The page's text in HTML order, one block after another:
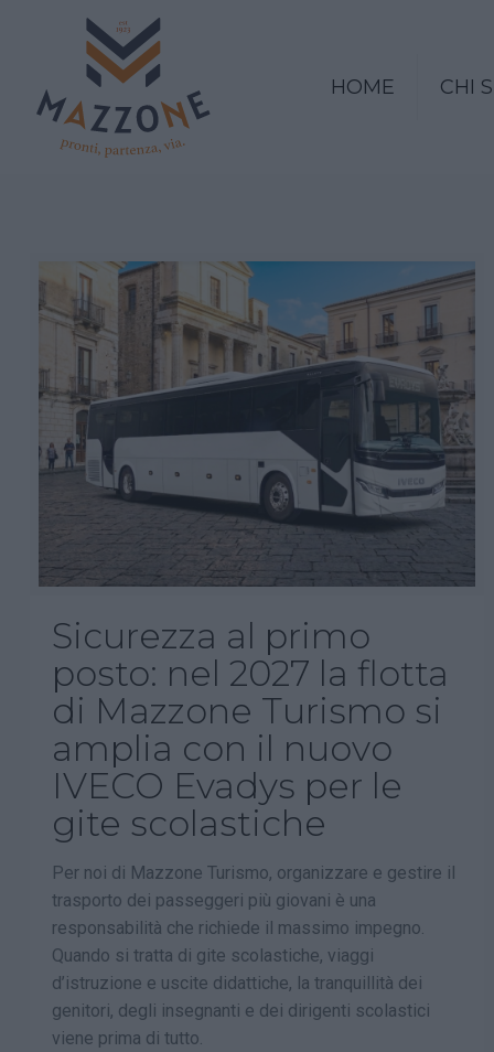
HOME CHI
Sicurezza al primo
posto: nel 2027 la flotta
di Mazzone Turismo si
amplia con il nuovo
IVECO Evadys per le
gite scolastiche
Per noi di Mazzone Turismo, organizzare e gestire il
trasporto dei passeggeri più giovani è una
responsabilità che richiede il massimo impegno.
Quando si tratta di gite scolastiche, viaggi
d’istruzione e uscite didattiche, la tranquillità dei
genitori, degli insegnanti e dei dirigenti scolastici
viene prima di tutto.